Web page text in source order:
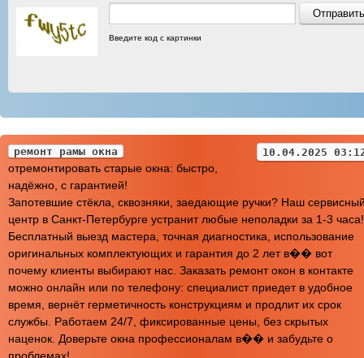
Введите код с картинки
ремонт рамы окна 10.04.2025
отремонтировать старые окна: быстро,
надёжно, с гарантией!
Запотевшие стёкла, сквозняки, заедающие ручки? Наш
центр в Санкт-Петербурге устранит любые неполадки за 1-3 часа!
Бесплатный выезд мастера, точная диагностика, использование
оригинальных комплектующих и гарантия до 2 лет в�� вот
почему клиенты выбирают нас. Заказать ремонт окон в контакте
можно онлайн или по телефону: специалист приедет в удобное
время, вернёт герметичность конструкциям и продлит их срок
службы. Работаем 24/7, фиксированные цены, без скрытых
наценок. Доверьте окна профессионалам в�� и забудьте о